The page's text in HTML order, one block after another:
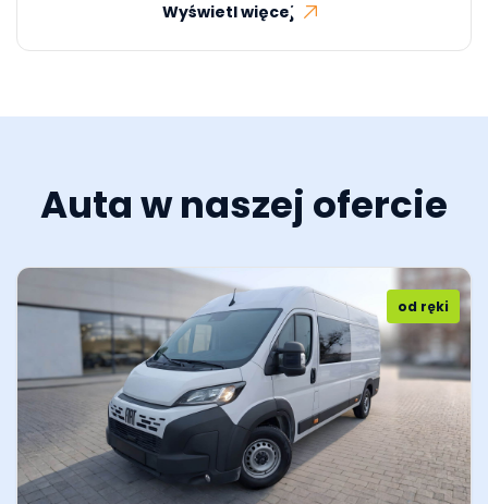
Wyświetl więcej
Auta w naszej ofercie
od ręki